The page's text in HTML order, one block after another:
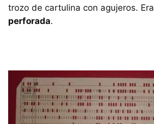
trozo de cartulina con agujeros. Era
perforada.